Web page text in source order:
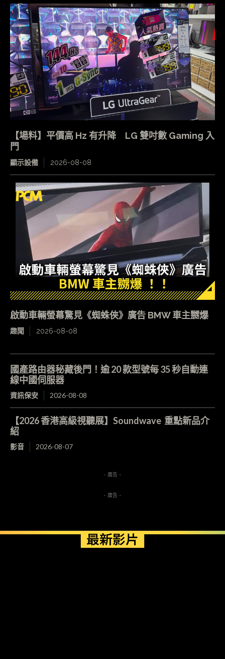
【場料】平價高 Hz 有升降 LG 雙吋數 Gaming 入
門
顯示設備 2026-08-08
啟動車輛螢幕驚見《蜘蛛俠》廣告 BMW 車主嬲爆
趣聞 2026-08-08
國產路由器秘藏後門！逾 20 款型號每 35 秒自動連
線中國伺服器
資訊保安 2026-08-08
【2026 香港高級視聽展】Soundwave 重點新品介
紹
影音 2026-08-07
- 廣告 -
- 廣告 -
最新影片